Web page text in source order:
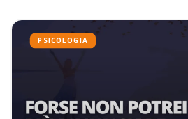
PSICOLOGIA